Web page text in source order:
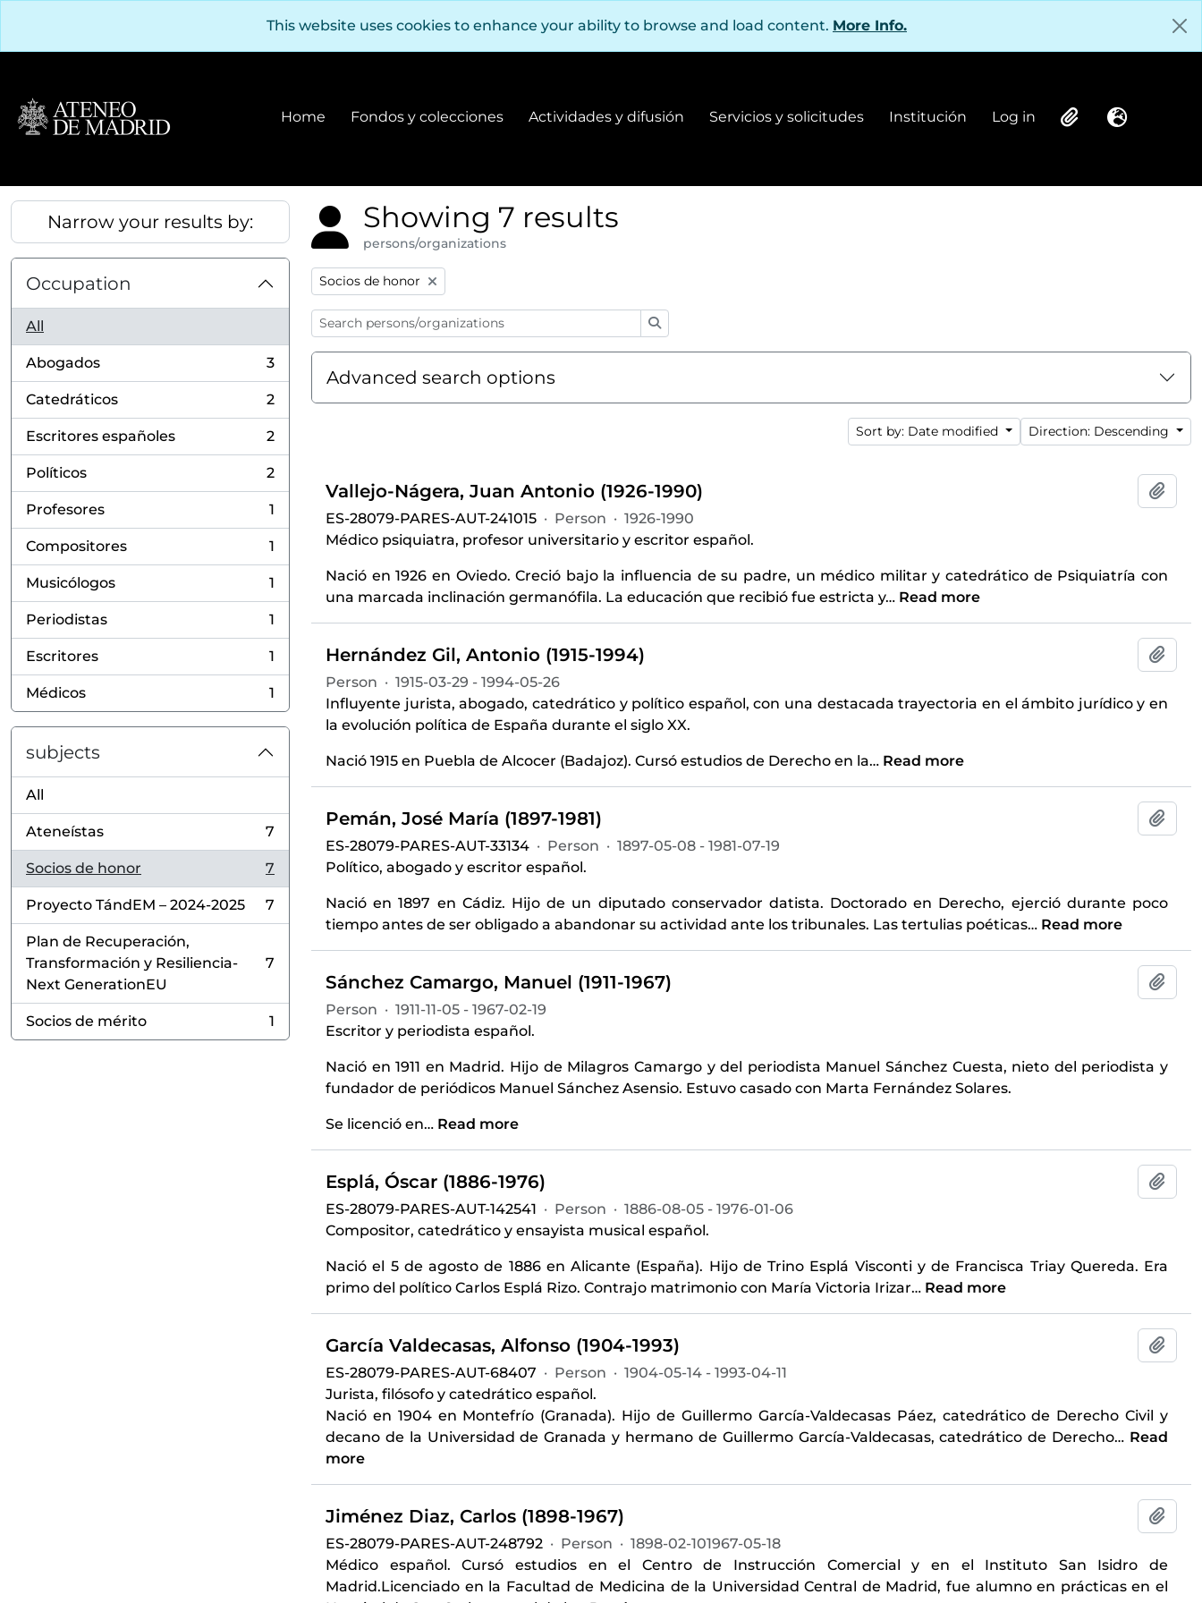
This website uses cookies to enhance your ability to browse and load content. More Info.
Home Fondos y colecciones
Fondos y colecciones
Actividades y difusión
Actividades y difusión
Servicios y solicitudes Institución
Institución
Log in
Log in ClipboardLanguage
Narrow your results by:
Occupation
All
Abogados
, 3 results
3
Catedráticos
, 2 results
2
Escritores españoles
, 2 results
2
Políticos
, 2 results
2
Profesores
, 1 results
1
Compositores
, 1 results
1
Musicólogos
, 1 results
1
Periodistas
, 1 results
1
Escritores
, 1 results
1
Médicos
, 1 results
1
subjects
All
Ateneístas
, 7 results
7
Socios de honor
, 7 results
7
Proyecto TándEM – 2024-2025
, 7 results
7
Plan de Recuperación,
Transformación y Resiliencia-
Next GenerationEU
, 7 results
7
Socios de mérito
, 1 results
1
Showing 7 results
persons/organizations
Remove filter:
Socios de honor
Advanced search options
Sort by: Date modified Direction: Descending
Vallejo-Nágera, Juan Antonio (1926-1990)
ES-28079-PARES-AUT-241015 · Person · 1926-1990
Médico psiquiatra, profesor universitario y escritor español.
Nació en 1926 en Oviedo. Creció bajo la influencia de su padre, un médico militar y catedrático de Psiquiatría con
una marcada inclinación germanófila. La educación que recibió fue estricta y… Read more
Hernández Gil, Antonio (1915-1994)
Person · 1915-03-29 - 1994-05-26
Influyente jurista, abogado, catedrático y político español, con una destacada trayectoria en el ámbito jurídico y en
la evolución política de España durante el siglo XX.
Nació 1915 en Puebla de Alcocer (Badajoz). Cursó estudios de Derecho en la… Read more
Pemán, José María (1897-1981)
ES-28079-PARES-AUT-33134 · Person · 1897-05-08 - 1981-07-19
Político, abogado y escritor español.
Nació en 1897 en Cádiz. Hijo de un diputado conservador datista. Doctorado en Derecho, ejerció durante poco
tiempo antes de ser obligado a abandonar su actividad ante los tribunales. Las tertulias poéticas… Read more
Sánchez Camargo, Manuel (1911-1967)
Person · 1911-11-05 - 1967-02-19
Escritor y periodista español.
Nació en 1911 en Madrid. Hijo de Milagros Camargo y del periodista Manuel Sánchez Cuesta, nieto del periodista y
fundador de periódicos Manuel Sánchez Asensio. Estuvo casado con Marta Fernández Solares.
Se licenció en… Read more
Esplá, Óscar (1886-1976)
ES-28079-PARES-AUT-142541 · Person · 1886-08-05 - 1976-01-06
Compositor, catedrático y ensayista musical español.
Nació el 5 de agosto de 1886 en Alicante (España). Hijo de Trino Esplá Visconti y de Francisca Triay Quereda. Era
primo del político Carlos Esplá Rizo. Contrajo matrimonio con María Victoria Irizar… Read more
García Valdecasas, Alfonso (1904-1993)
ES-28079-PARES-AUT-68407 · Person · 1904-05-14 - 1993-04-11
Jurista, filósofo y catedrático español.
Nació en 1904 en Montefrío (Granada). Hijo de Guillermo García-Valdecasas Páez, catedrático de Derecho Civil y
decano de la Universidad de Granada y hermano de Guillermo García-Valdecasas, catedrático de Derecho… Read
more
Jiménez Diaz, Carlos (1898-1967)
ES-28079-PARES-AUT-248792 · Person · 1898-02-101967-05-18
Médico español. Cursó estudios en el Centro de Instrucción Comercial y en el Instituto San Isidro de
Madrid.Licenciado en la Facultad de Medicina de la Universidad Central de Madrid, fue alumno en prácticas en el